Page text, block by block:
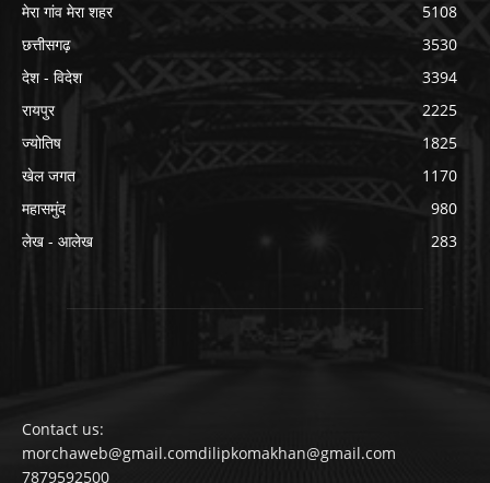
मेरा गांव मेरा शहर
5108
छत्तीसगढ़
3530
देश - विदेश
3394
रायपुर
2225
ज्योतिष
1825
खेल जगत
1170
महासमुंद
980
लेख - आलेख
283
Contact us:
morchaweb@gmail.comdilipkomakhan@gmail.com
7879592500